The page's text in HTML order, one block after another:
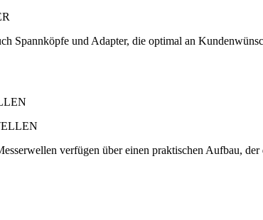
Spannköpfe und Adapter, die optimal an
verfügen über einen praktischen Aufbau,